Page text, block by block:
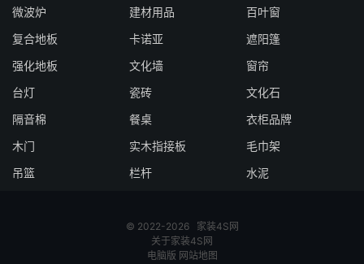
微波炉
建材用品
百叶窗
复合地板
卡诺亚
遮阳篷
强化地板
文化墙
窗帘
台灯
瓷砖
文化石
隔音棉
餐桌
衣柜品牌
木门
实木指接板
毛巾架
吊篮
栏杆 水泥
© 2022-2026 家装4S网
关于家装4S网
电脑版 网站地图